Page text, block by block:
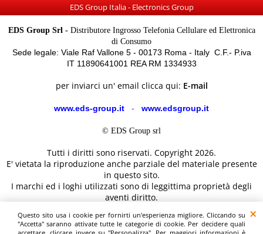
Questo sito usa i cookie per fornirti un'esperienza migliore. Cliccando su
"Accetta" saranno attivate tutte le categorie di cookie. Per decidere quali
EDS Group Italia - Electronics Group
EDS Group Srl -Distributore Ingrosso Telefonia Cellulare ed Elettronica
di Consumo
Sede legale: Viale Raf Vallone 5 - 00173 Roma - Italy C.F.- P.iva
IT 11890641001 REA RM 1334933
per inviarci un' email clicca qui: E-mail
www.eds-group.it - www.edsgroup.it
© EDS Group srl
Tutti i diritti sono riservati. Copyright 2026.
E' vietata la riproduzione anche parziale del materiale presente
in questo sito.
I marchi ed i loghi utilizzati sono di leggittima proprietà degli
aventi diritto.
scopo illustrativo fanno fede i dettagli sul sito del costruttore.